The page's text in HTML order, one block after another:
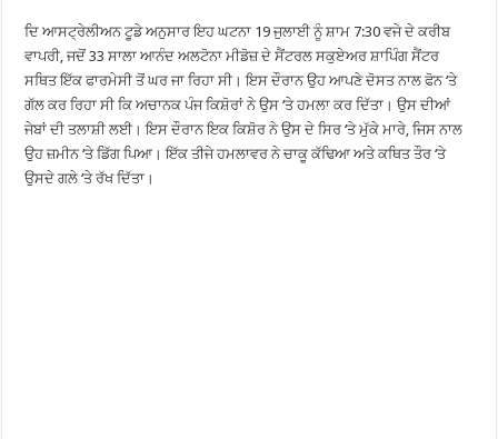
ਦਿ ਆਸਟ੍ਰੇਲੀਅਨ ਟੂਡੇ ਅਨੁਸਾਰ ਇਹ ਘਟਨਾ 19 ਜੁਲਾਈ ਨੂੰ ਸ਼ਾਮ 7:30 ਵਜੇ ਦੇ ਕਰੀਬ
ਵਾਪਰੀ, ਜਦੋਂ 33 ਸਾਲਾ ਆਨੰਦ ਅਲਟੋਨਾ ਮੀਡੋਜ਼ ਦੇ ਸੈਂਟਰਲ ਸਕੁਏਅਰ ਸ਼ਾਪਿੰਗ ਸੈਂਟਰ
ਸਥਿਤ ਇੱਕ ਫਾਰਮੇਸੀ ਤੋਂ ਘਰ ਜਾ ਰਿਹਾ ਸੀ। ਇਸ ਦੌਰਾਨ ਉਹ ਆਪਣੇ ਦੋਸਤ ਨਾਲ ਫੋਨ ‘ਤੇ
ਗੱਲ ਕਰ ਰਿਹਾ ਸੀ ਕਿ ਅਚਾਨਕ ਪੰਜ ਕਿਸ਼ੋਰਾਂ ਨੇ ਉਸ ‘ਤੇ ਹਮਲਾ ਕਰ ਦਿੱਤਾ। ਉਸ ਦੀਆਂ
ਜੇਬਾਂ ਦੀ ਤਲਾਸ਼ੀ ਲਈ। ਇਸ ਦੌਰਾਨ ਇਕ ਕਿਸ਼ੋਰ ਨੇ ਉਸ ਦੇ ਸਿਰ ‘ਤੇ ਮੁੱਕੇ ਮਾਰੇ, ਜਿਸ ਨਾਲ
ਉਹ ਜ਼ਮੀਨ ‘ਤੇ ਡਿੱਗ ਪਿਆ। ਇੱਕ ਤੀਜੇ ਹਮਲਾਵਰ ਨੇ ਚਾਕੂ ਕੱਢਿਆ ਅਤੇ ਕਥਿਤ ਤੌਰ ‘ਤੇ
ਉਸਦੇ ਗਲੇ ‘ਤੇ ਰੱਖ ਦਿੱਤਾ।